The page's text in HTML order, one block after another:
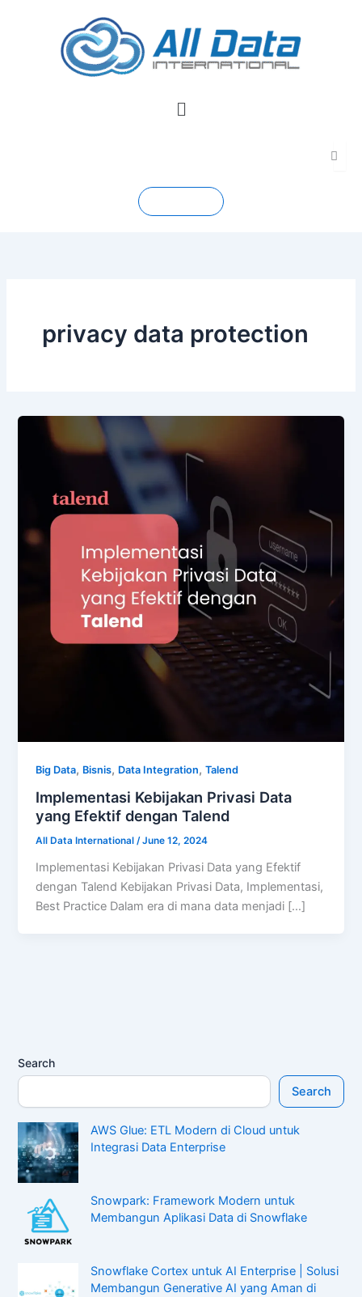
Menu
privacy data protection
Big Data, Bisnis, Data Integration,Talend
Implementasi Kebijakan Privasi Data
yang Efektif dengan Talend
All Data International/June 12, 2024
Implementasi Kebijakan Privasi Data yang Efektif
dengan Talend Kebijakan Privasi Data, Implementasi,
Best Practice Dalam era di mana data menjadi […]
Search
Search
AWS Glue: ETL Modern di Cloud untuk
Integrasi Data Enterprise
Snowpark: Framework Modern untuk
Membangun Aplikasi Data di Snowflake
Snowflake Cortex untuk AI Enterprise | Solusi
Membangun Generative AI yang Aman di